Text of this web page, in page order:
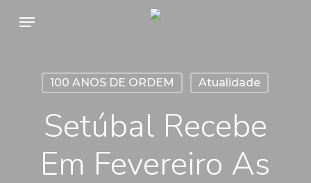
Menu
100 ANOS DE ORDEM Atualidade
Setúbal Recebe
Em Fevereiro As